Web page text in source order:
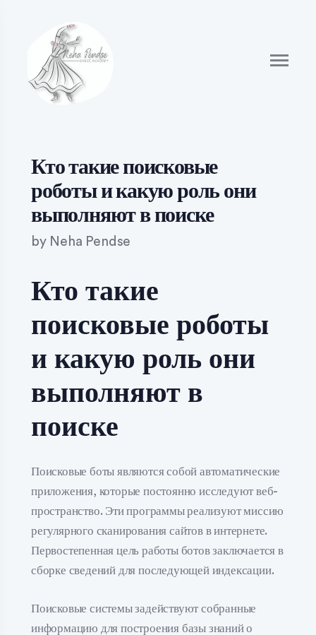
Кто такие поисковые
роботы и какую роль они
выполняют в поиске
by Neha Pendse
Кто такие
поисковые роботы
и какую роль они
выполняют в
поиске
Поисковые боты являются собой автоматические
приложения, которые постоянно исследуют веб-
пространство. Эти программы реализуют миссию
регулярного сканирования сайтов в интернете.
Первостепенная цель работы ботов заключается в
сборке сведений для последующей индексации.
Поисковые системы задействуют собранные
информацию для построения базы знаний о